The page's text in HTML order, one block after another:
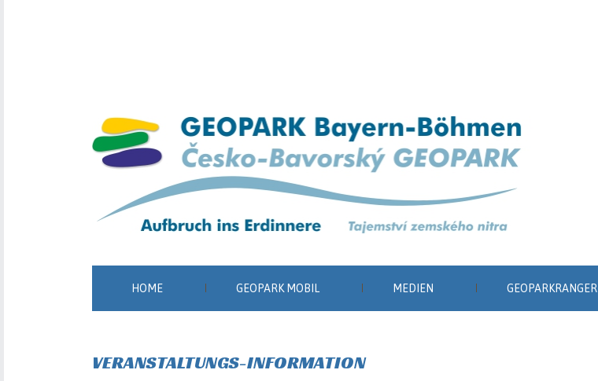
HOME GEOPARK MOBIL MEDIEN GEOPARKRANGER
VERANSTALTUNGS-INFORMATION